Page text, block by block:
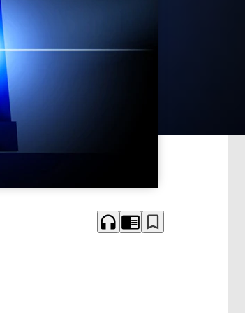
headphones chrome_reader_mode bookmark_border